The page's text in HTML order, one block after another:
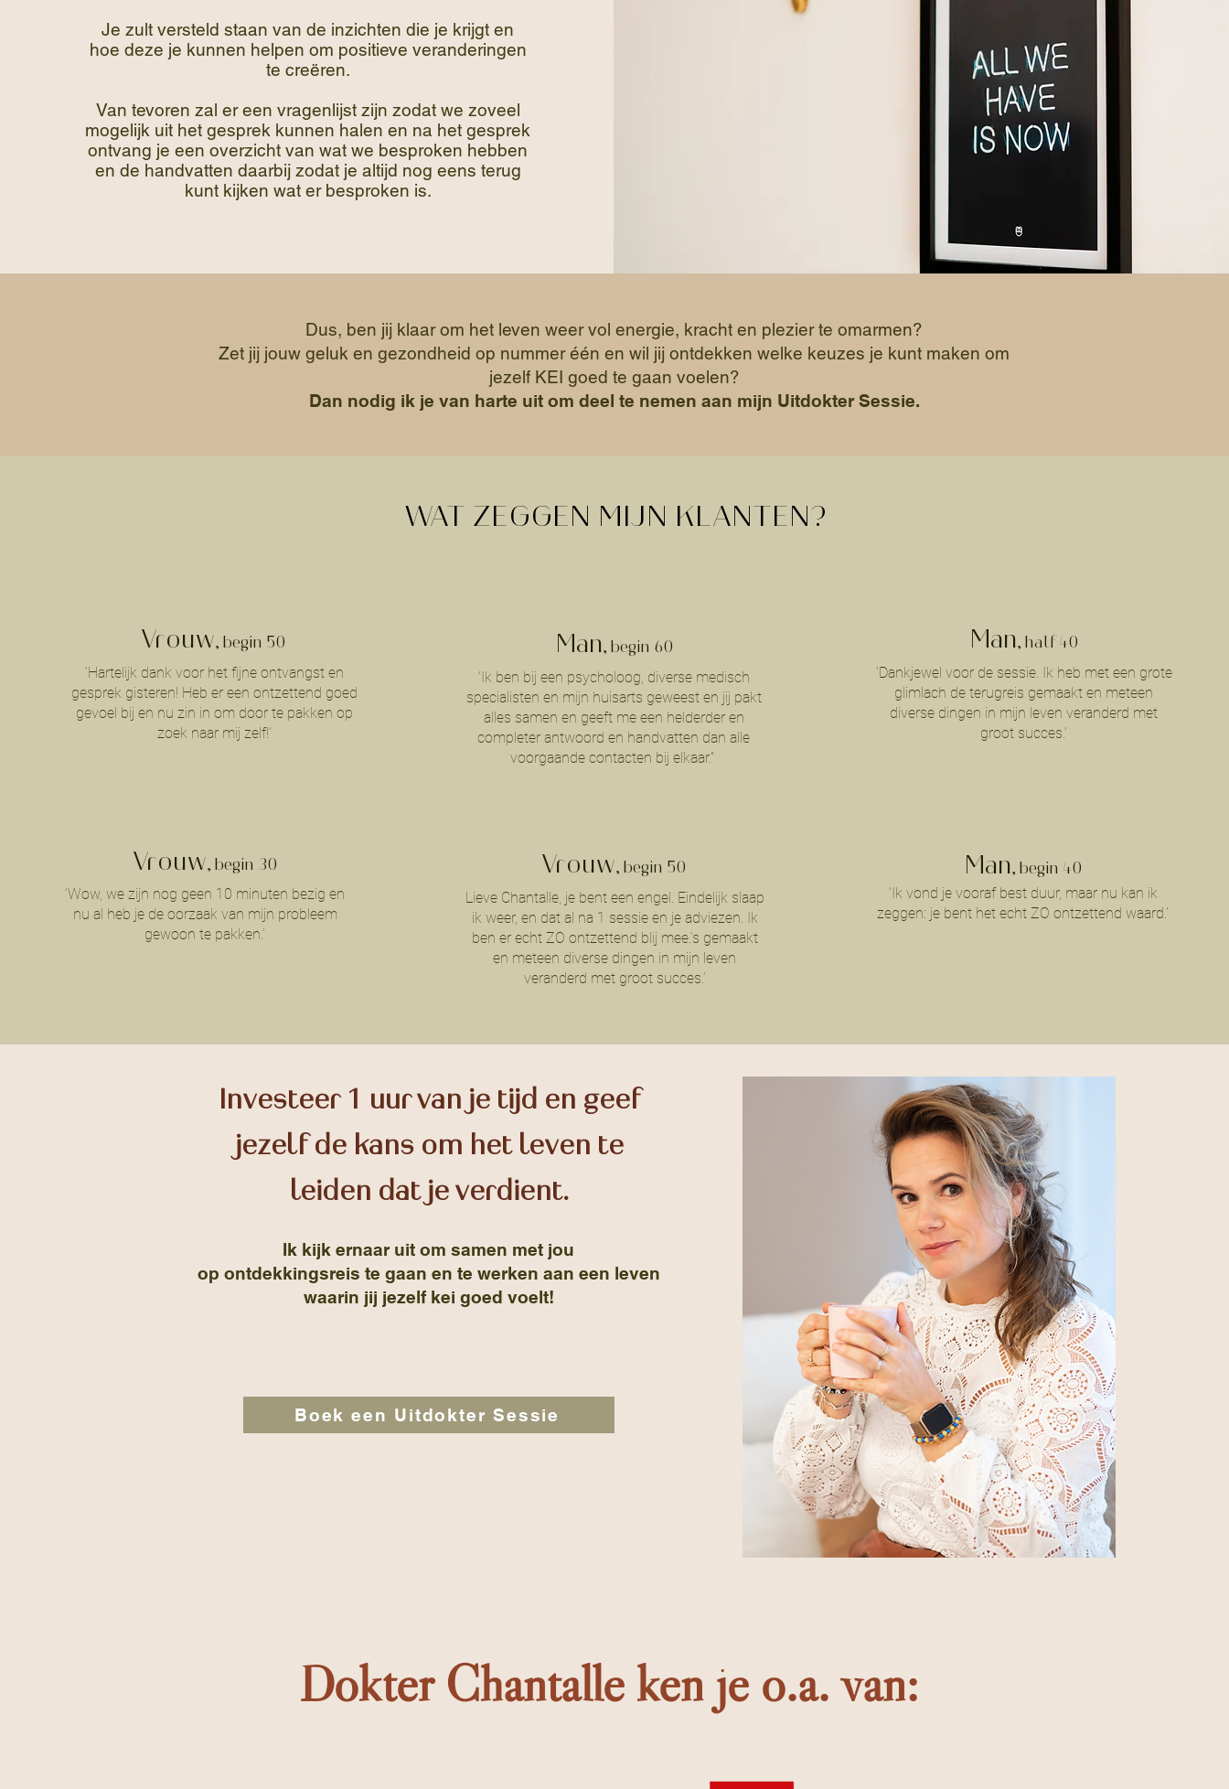
Je zult versteld staan van de inzichten die je krijgt en
hoe deze je kunnen helpen om positieve veranderingen
te creëren.
Van tevoren zal er een vragenlijst zijn zodat we zoveel
mogelijk uit het gesprek kunnen halen en na het gesprek
ontvang je een overzicht van wat we besproken hebben
en de handvatten daarbij zodat je altijd nog eens terug
kunt kijken wat er besproken is.
Dus, ben jij klaar om het leven weer vol energie, kracht en plezier te omarmen?
Zet jij jouw geluk en gezondheid op nummer één en wil jij ontdekken welke keuzes je kunt maken om
jezelf KEI goed te gaan voelen?
Dan nodig ik je van harte uit om deel te nemen aan mijn Uitdokter Sessie.
WAT ZEGGEN MIJN KLANTEN?
Vrouw, begin 50
‘Hartelijk dank voor het fijne ontvangst en
gesprek gisteren! Heb er een ontzettend goed
gevoel bij en nu zin in om door te pakken op
zoek naar mij zelf!’
‘Wow, we zijn nog geen 10 minuten bezig en
nu al heb je de oorzaak van mijn probleem
gewoon te pakken.’
Vrouw, begin 30
Man, begin 60
‘Ik ben bij een psycholoog, diverse medisch
specialisten en mijn huisarts geweest en jij pakt
alles samen en geeft me een helderder en
completer antwoord en handvatten dan alle
voorgaande contacten bij elkaar.”
Vrouw, begin 50
Lieve Chantalle, je bent een engel. Eindelijk slaap
ik weer, en dat al na 1 sessie en je adviezen. Ik
ben er echt ZO ontzettend blij mee.’s gemaakt
en meteen diverse dingen in mijn leven
veranderd met groot succes.’
Man, half 40
‘Dankjewel voor de sessie. Ik heb met een grote
glimlach de terugreis gemaakt en meteen
diverse dingen in mijn leven veranderd met
groot succes.’
‘Ik vond je vooraf best duur, maar nu kan ik
zeggen: je bent het echt ZO ontzettend waard.'
Man, begin 40
Investeer 1 uur van je tijd en geef
jezelf de kans om het leven te
leiden dat je verdient.
Ik kijk ernaar uit om samen met jou
op ontdekkingsreis te gaan en te werken aan een leven
waarin jij jezelf kei goed voelt!
Boek een Uitdokter Sessie
Dokter Chantalle ken je o.a. van: